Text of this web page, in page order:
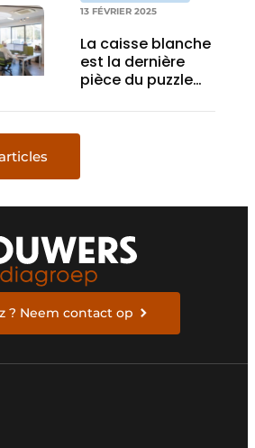
13 FÉVRIER 2025
La caisse blanche
est la dernière
pièce du puzzle
intégré
? Neem contact op